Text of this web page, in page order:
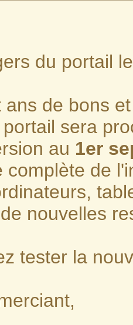
du portail
ans de bons
sera
au 1er
complète de
nouvelles
tester la